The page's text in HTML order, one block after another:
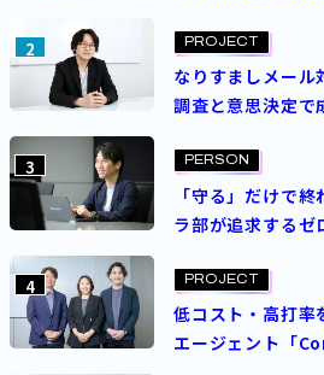
2 PROJECT
なりすましメール
調査と意思決定で
3 PERSON
「守る」だけで
ラ部が追求するゼ
4 PROJECT
低コスト・高打率
エージェント「